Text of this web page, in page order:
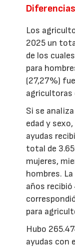
Los
2025 un
de los
para
(27,27%)
agricultoras
Si se
edad y
ayudas
total de
mujeres,
hombres.
años recibió
para
Hubo
ayudas con